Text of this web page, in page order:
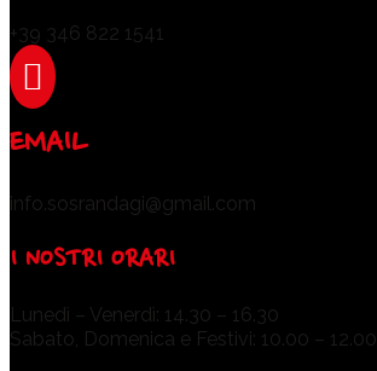
+39 346 822 1541

EMAIL
info.sosrandagi@gmail.com
I NOSTRI ORARI
Lunedì – Venerdì: 14.30 – 16.30
Sabato, Domenica e Festivi: 10.00 – 12.00